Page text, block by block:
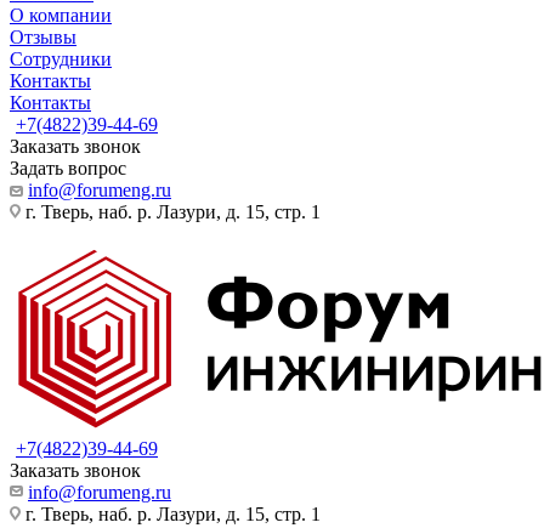
О компании
Отзывы
Сотрудники
Контакты
Контакты
+7(4822)39-44-69
Заказать звонок
Задать вопрос
info@forumeng.ru
г. Тверь, наб. р. Лазури, д. 15, стр. 1
+7(4822)39-44-69
Заказать звонок
info@forumeng.ru
г. Тверь, наб. р. Лазури, д. 15, стр. 1